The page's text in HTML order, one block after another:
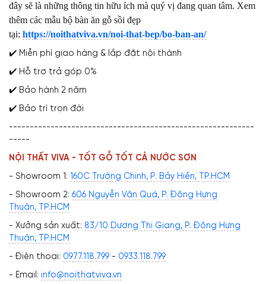
đây sẽ là những thông tin hữu ích mà quý vị đang quan tâm. Xem
thêm các mẫu bộ bàn ăn gỗ sồi đẹp
tại: https://noithatviva.vn/noi-that-bep/bo-ban-an/
✔️ Miễn phí giao hàng & lắp đặt nội thành
✔️ Hỗ trợ trả góp 0%
✔️ Bảo hành 2 năm
✔️ Bảo trì trọn đời
-----------------------------------------------------------
-----
NỘI THẤT VIVA - TỐT GỖ TỐT CẢ NƯỚC SƠN
- Showroom 1: 160C Trường Chinh, P. Bảy Hiền, TP.HCM
- Showroom 2: 606 Nguyễn Văn Quá, P. Đông Hưng
Thuận, TP.HCM
- Xưởng sản xuất: 83/10 Dương Thị Giang, P. Đông Hưng
Thuận, TP.HCM
- Điện thoại: 0977.118.799 - 0933.118.799
- Email: info@noithatviva.vn